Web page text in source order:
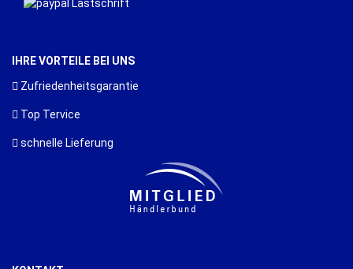
IHRE VORTEILE BEI UNS
Zufriedenheitsgarantie
Top Tervice
schnelle Lieferung